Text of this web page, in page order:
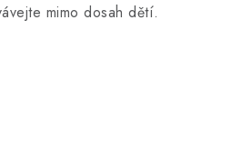
mimo dosah dětí.